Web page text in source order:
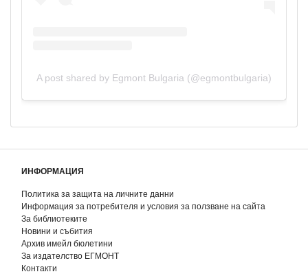
A post shared by Egmont Bulgaria (@egmontbulgaria)
ИНФОРМАЦИЯ
Политика за защита на личните данни
Информация за потребителя и условия за ползване на сайта
За библиотеките
Новини и събития
Архив имейл бюлетини
За издателство ЕГМОНТ
Контакти